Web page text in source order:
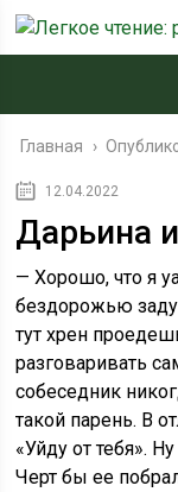
Главная ›
12.04.2022
Дарьина
— Хорошо, что я
бездорожью
тут хрен
разговаривать
собеседник
такой парень. В
«Уйду от тебя».
Черт бы ее